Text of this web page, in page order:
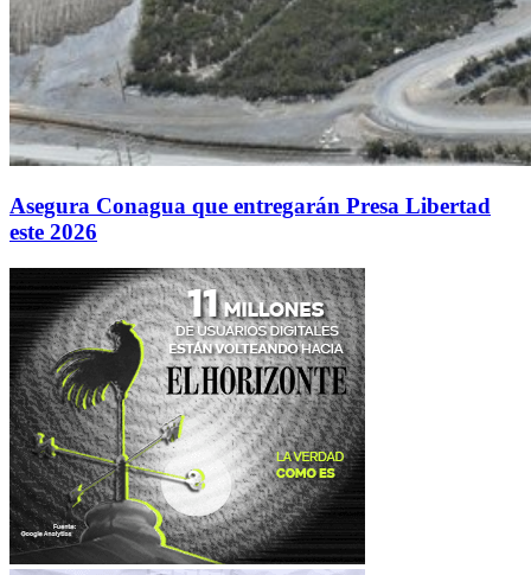
Asegura Conagua que entregarán Presa Libertad
este 2026